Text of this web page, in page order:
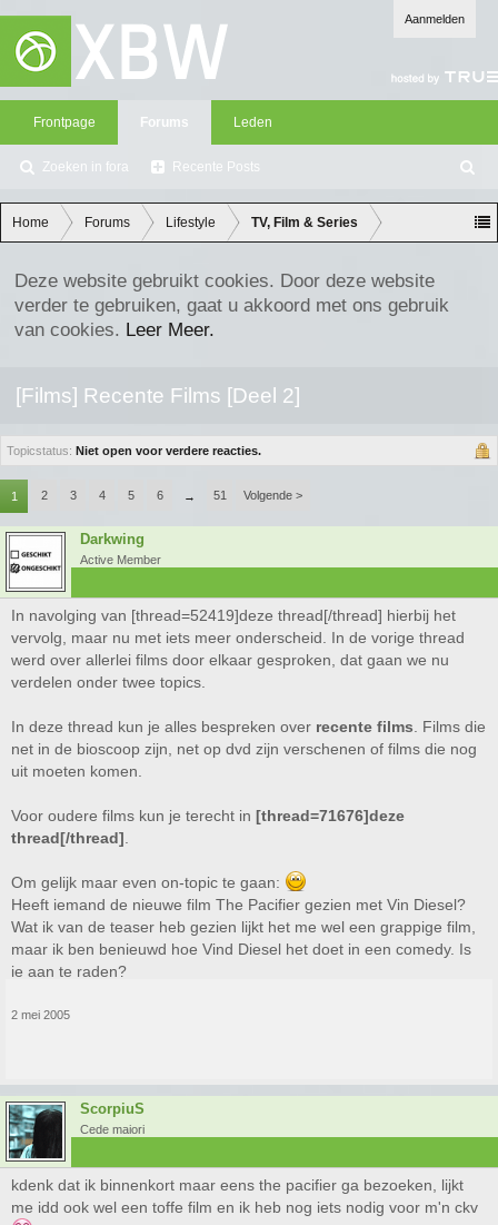
Aanmelden
Frontpage Forums
Zoeken in fora Recente Posts
Leden
oe
ke
n
Home Forums Lifestyle TV, Film & Series
Deze website gebruikt cookies. Door deze website
verder te gebruiken, gaat u akkoord met ons gebruik
van cookies. Leer Meer.
[Films] Recente Films [Deel 2]
Topicstatus: Niet open voor verdere reacties.
1 2 3 4 5 6 → 51 Volgende >
Darkwing
Active Member
In navolging van [thread=52419]deze thread[/thread] hierbij het
vervolg, maar nu met iets meer onderscheid. In de vorige thread
werd over allerlei films door elkaar gesproken, dat gaan we nu
verdelen onder twee topics.
In deze thread kun je alles bespreken over recente films . Films die
net in de bioscoop zijn, net op dvd zijn verschenen of films die nog
uit moeten komen.
Voor oudere films kun je terecht in [thread=71676]deze
thread[/thread]
Om gelijk maar even on-topic te gaan:
Heeft iemand de nieuwe film The Pacifier gezien met Vin Diesel?
Wat ik van de teaser heb gezien lijkt het me wel een grappige film,
maar ik ben benieuwd hoe Vind Diesel het doet in een comedy. Is
ie aan te raden?
2 mei 2005
ScorpiuS
Cede maiori
kdenk dat ik binnenkort maar eens the pacifier ga bezoeken, lijkt
me idd ook wel een toffe film en ik heb nog iets nodig voor m'n ckv